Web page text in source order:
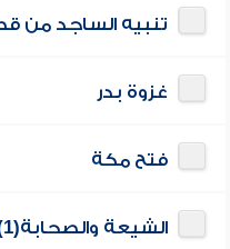
تنبيه الساجد من
غزوة بدر
فتح مكة
الشيعة والصحابة(1)